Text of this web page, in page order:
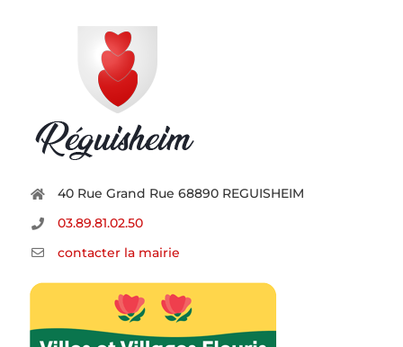
40 Rue Grand Rue 68890 REGUISHEIM
03.89.81.02.50
contacter la mairie